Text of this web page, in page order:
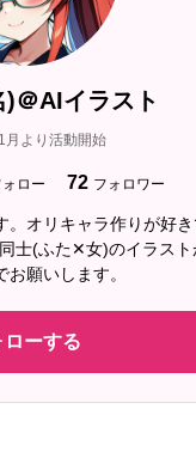
)＠AIイラスト
月より活動開始
ォロー 72 フォロワー
オリキャラ作りが好き
士(ふた✕女)のイラス
願いします。
ローする